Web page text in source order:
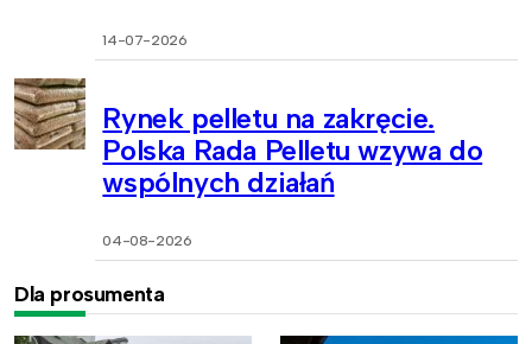
14-07-2026
Rynek pelletu na zakręcie.
Polska Rada Pelletu wzywa do
wspólnych działań
04-08-2026
Dla prosumenta